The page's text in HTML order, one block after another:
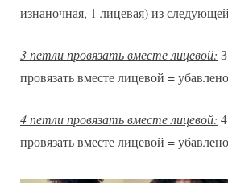
изнаночная, 1 лицевая) из
3 петли провязать вместе лицевой:
провязать вместе лицевой =
4 петли провязать вместе лицевой:
провязать вместе лицевой =